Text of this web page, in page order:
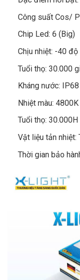
Công suất Cos/
Chip Led: 6 (Big)
Chịu nhiệt: -40
Tuổi thọ: 30.000
Kháng nước: IP68
Nhiệt màu: 4800K
Tuổi thọ: 30.000H
Vật liệu tản nhiệt:
Thời gian bảo